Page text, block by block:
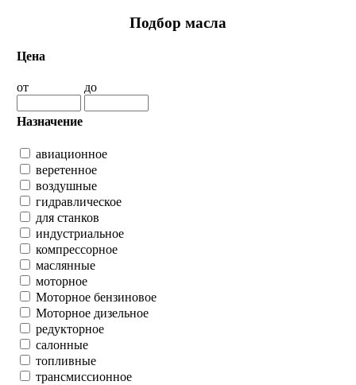
Подбор масла
Цена
от до
Назначение
авиационное
веретенное
воздушные
гидравлическое
для станков
индустриальное
компрессорное
маслянные
моторное
Моторное бензиновое
Моторное дизельное
редукторное
салонные
топливные
трансмиссионное